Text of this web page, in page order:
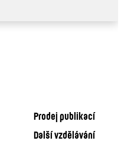
Prodej publikací
Další vzdělávání